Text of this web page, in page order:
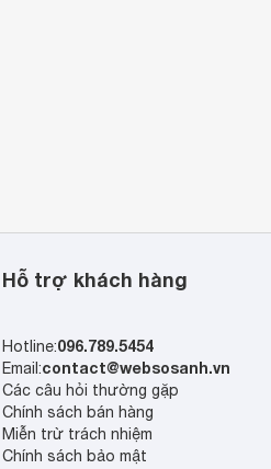
Hỗ trợ khách hàng
Hotline:096.789.5454
Email:contact@websosanh.vn
Các câu hỏi thường gặp
Chính sách bán hàng
Miễn trừ trách nhiệm
Chính sách bảo mật